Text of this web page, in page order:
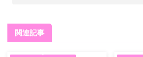
関連記事